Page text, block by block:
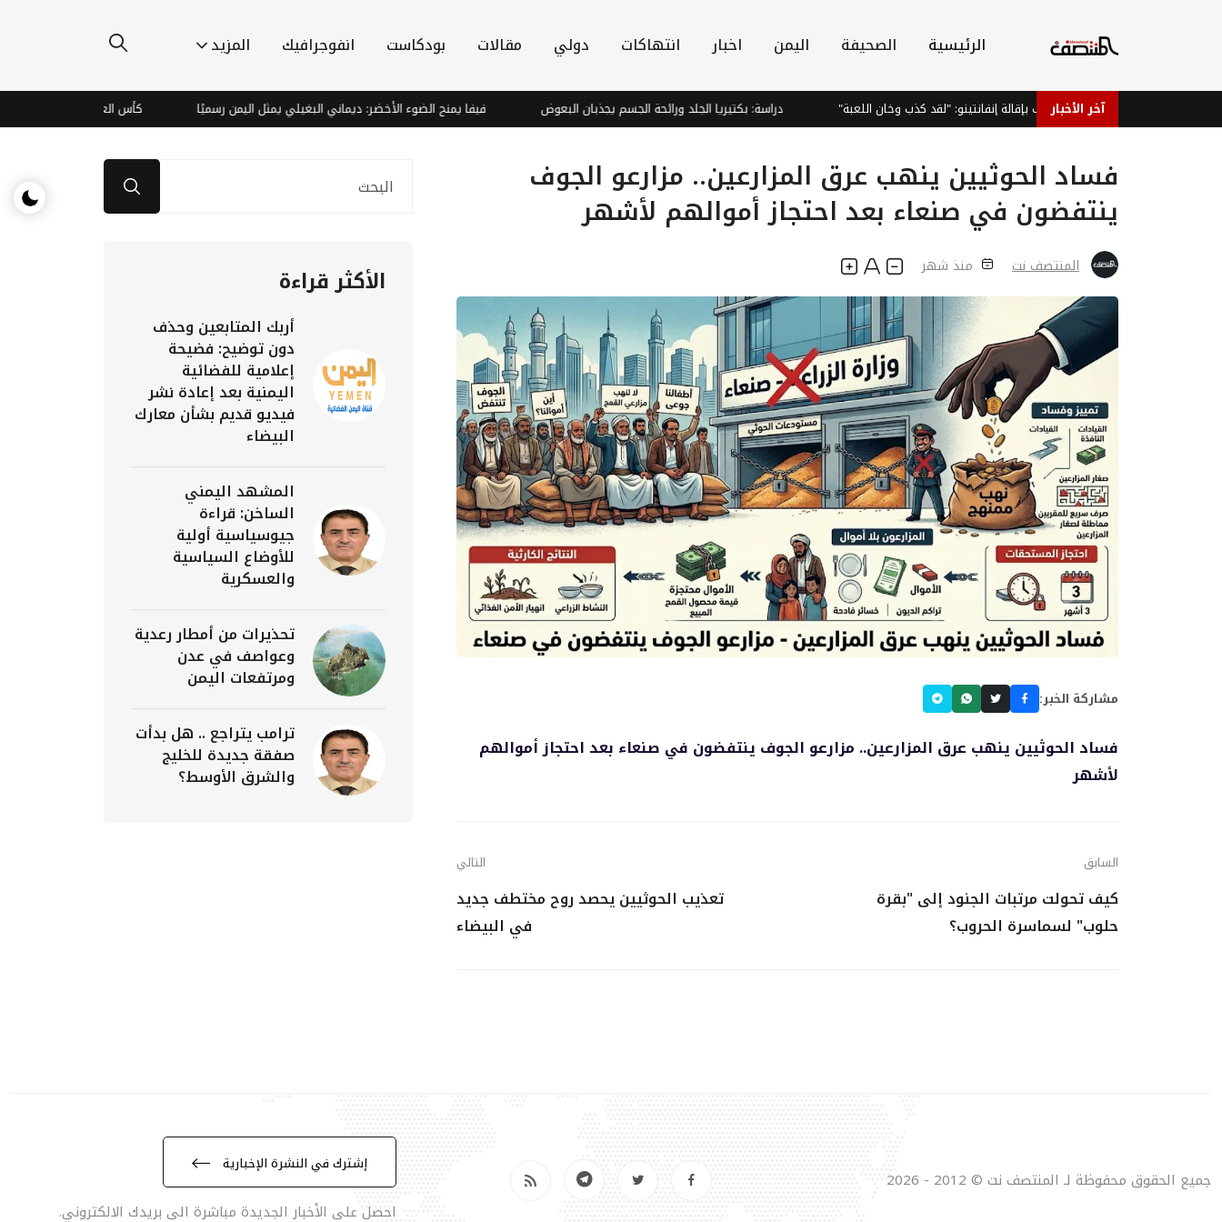
الرئيسية الصحيفة اليمن اخبار انتهاكات دولي مقالات بودكاست انفوجرافيك المزيد
آخر الأخبار
فيغو يطالب بإقالة إنفانتينو: "لقد كذب وخان اللعبة" دراسة: بكتيريا الجلد ورائحة الجسم يجذبان البعوض فيفا يمنح الضوء الأخضر: ديماني البغيلي يمثل اليمن رسميًا كأس العالم للسيدات يدفع
فساد الحوثيين ينهب عرق المزارعين.. مزارعو الجوف
ينتفضون في صنعاء بعد احتجاز أموالهم لأشهر
المنتصف نت منذ شهر
مشاركة الخبر:
فساد الحوثيين ينهب عرق المزارعين.. مزارعو الجوف ينتفضون في صنعاء بعد احتجاز أموالهم
لأشهر
السابق
كيف تحولت مرتبات الجنود إلى "بقرة
حلوب" لسماسرة الحروب؟
التالي
تعذيب الحوثيين يحصد روح مختطف جديد
في البيضاء
الأكثر قراءة
أربك المتابعين وحذف
دون توضيح: فضيحة
إعلامية للفضائية
اليمنية بعد إعادة نشر
فيديو قديم بشأن معارك
البيضاء
المشهد اليمني
الساخن: قراءة
جيوسياسية أولية
للأوضاع السياسية
والعسكرية
تحذيرات من أمطار رعدية
وعواصف في عدن
ومرتفعات اليمن
ترامب يتراجع .. هل بدأت
صفقة جديدة للخليج
والشرق الأوسط؟
جميع الحقوق محفوظة لـ المنتصف نت © 2012 - 2026
إشترك في النشرة الإخبارية
احصل على الأخبار الجديدة مباشرة الى بريدك الالكتروني.